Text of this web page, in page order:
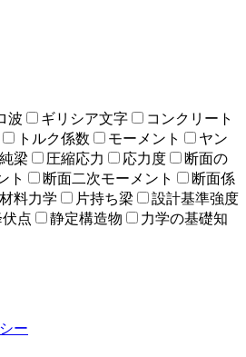
波 ギリシア文字
コンクリート
トルク係数 モーメント
ヤン
梁 圧縮応力 応力度
断面の
ト 断面二次モーメント
断面係
材料力学 片持ち梁
設計基準強度
伏点 静定構造物
力学の基礎知
ー